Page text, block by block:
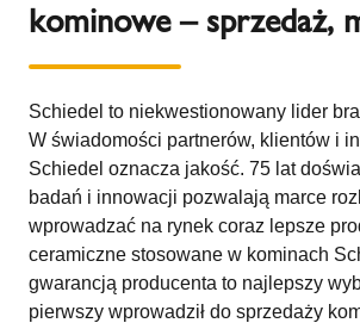
kominowe – sprzedaż,
Schiedel to niekwestionowany lider
W świadomości partnerów, klientów i
Schiedel oznacza jakość. 75 lat
badań i innowacji pozwalają marce
wprowadzać na rynek coraz lepsze
ceramiczne stosowane w kominach
gwarancją producenta to najlepszy
pierwszy wprowadził do sprzedaży